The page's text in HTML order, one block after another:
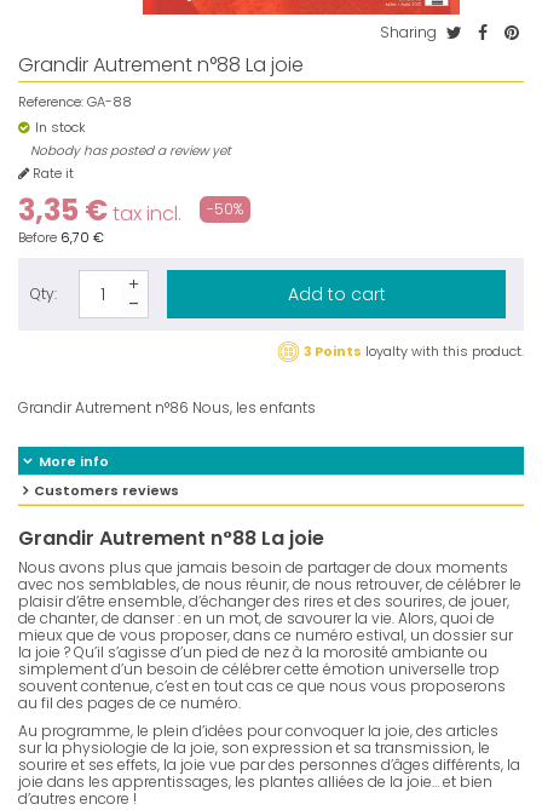
Sharing
Grandir Autrement n°88 La joie
Reference:GA-88
In stock
Nobody has posted a review yet
Rate it
3,35 €tax incl. -50%
Before 6,70 €
Qty: Add to cart
3 Points loyalty with this product.
Grandir Autrement n°86 Nous, les enfants
More info
Customers reviews
Grandir Autrement n°88 La joie
Nous avons plus que jamais besoin de partager de doux moments
avec nos semblables, de nous réunir, de nous retrouver, de célébrer le
plaisir d’être ensemble, d’échanger des rires et des sourires, de jouer,
de chanter, de danser : en un mot, de savourer la vie. Alors, quoi de
mieux que de vous proposer, dans ce numéro estival, un dossier sur
la joie ? Qu’il s’agisse d’un pied de nez à la morosité ambiante ou
simplement d’un besoin de célébrer cette émotion universelle trop
souvent contenue, c’est en tout cas ce que nous vous proposerons
au fil des pages de ce numéro.
Au programme, le plein d’idées pour convoquer la joie, des articles
sur la physiologie de la joie, son expression et sa transmission, le
sourire et ses effets, la joie vue par des personnes d’âges différents, la
joie dans les apprentissages, les plantes alliées de la joie… et bien
d’autres encore !